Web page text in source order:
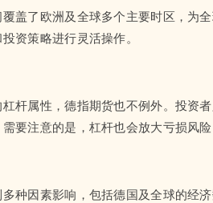
盖了欧洲及全球多个主要时区，为
资策略进行灵活操作。
杆属性，德指期货也不例外。投资
要注意的是，杠杆也会放大亏损风
种因素影响，包括德国及全球的经